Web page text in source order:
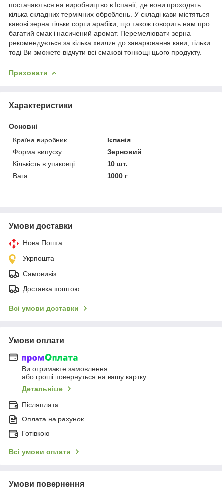
постачаються на виробництво в Іспанії, де вони проходять
кілька складних термічних оброблень. У складі кави містяться
кавові зерна тільки сорти арабіки, що також говорить нам про
багатий смак і насичений аромат. Перемелювати зерна
рекомендується за кілька хвилин до заварювання кави, тільки
тоді Ви зможете відчути всі смакові тонкощі цього продукту.
Приховати
Характеристики
Основні
Країна виробник
Іспанія
Форма випуску
Зерновий
Кількість в упаковці
10 шт.
Вага
1000 г
Умови доставки
Нова Пошта
Укрпошта
Самовивіз
Доставка поштою
Всі умови доставки
Умови оплати
Ви отримаєте замовлення
або гроші повернуться на вашу картку
Детальніше
Післяплата
Оплата на рахунок
Готівкою
Всі умови оплати
Умови повернення